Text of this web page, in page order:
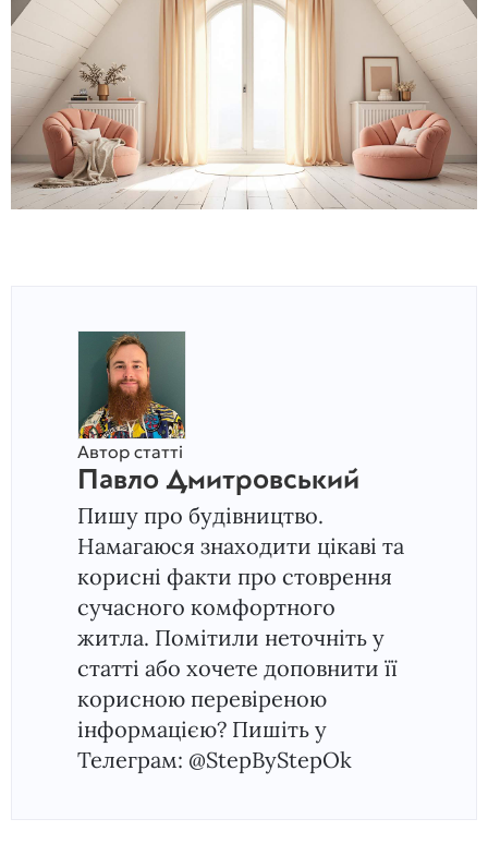
Автор статті
Павло Дмитровський
Пишу про будівництво.
Намагаюся знаходити цікаві та
корисні факти про стоврення
сучасного комфортного
житла. Помітили неточніть у
статті або хочете доповнити її
корисною перевіреною
інформацією? Пишіть у
Телеграм: @StepByStepOk